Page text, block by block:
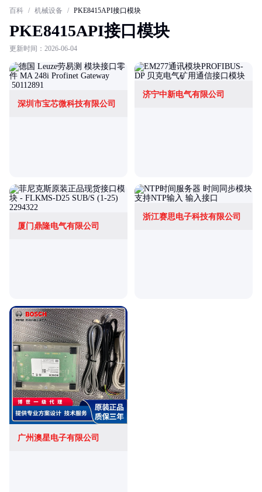
百科 / 机械设备 / PKE8415API接口模块
PKE8415API接口模块
更新时间：2026-06-04
深圳市宝芯微科技有限公司
济宁中新电气有限公司
厦门鼎隆电气有限公司
浙江赛思电子科技有限公司
广州澳星电子有限公司